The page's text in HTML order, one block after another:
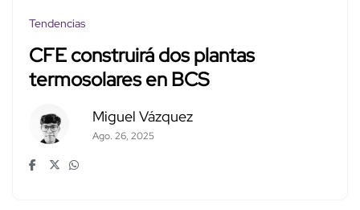
Tendencias
CFE construirá dos plantas
termosolares en BCS
Miguel Vázquez
Ago. 26, 2025